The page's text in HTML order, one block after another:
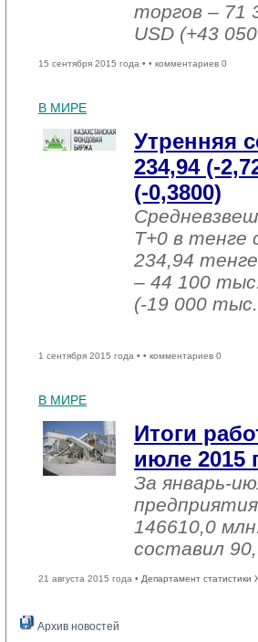
торгов – 71
USD (+43
15 сентября 2015 года • • комментариев 0
В МИРЕ
Утренняя
234,94 (-
(-0,3800)
T+0 в тенге
234,94
– 44 100
(-19 000 тыс.
1 сентября 2015 года • • комментариев 0
В МИРЕ
Итоги
июле 2015
За январь-
146610,0
составил
21 августа 2015 года • Департамент статистики
Архив новостей